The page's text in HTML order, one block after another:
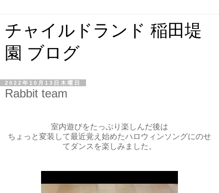
チャイルドランド 稲田堤
園 ブログ
2022年10月13日木曜日
Rabbit team
室内遊びをたっぷり楽しんだ後は
ちょっと変装して最近覚え始めたハロウィンソングにのせ
てダンスを楽しみました。